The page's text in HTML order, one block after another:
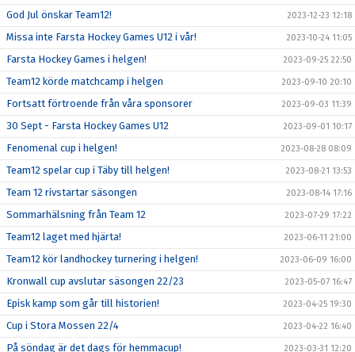
God Jul önskar Team12! 2023-12-23 12:18
Missa inte Farsta Hockey Games U12 i vår! 2023-10-24 11:05
Farsta Hockey Games i helgen! 2023-09-25 22:50
Team12 körde matchcamp i helgen 2023-09-10 20:10
Fortsatt förtroende från våra sponsorer 2023-09-03 11:39
30 Sept - Farsta Hockey Games U12 2023-09-01 10:17
Fenomenal cup i helgen! 2023-08-28 08:09
Team12 spelar cup i Täby till helgen! 2023-08-21 13:53
Team 12 rivstartar säsongen 2023-08-14 17:16
Sommarhälsning från Team 12 2023-07-29 17:22
Team12 laget med hjärta! 2023-06-11 21:00
Team12 kör landhockey turnering i helgen! 2023-06-09 16:00
Kronwall cup avslutar säsongen 22/23 2023-05-07 16:47
Episk kamp som går till historien! 2023-04-25 19:30
Cup i Stora Mossen 22/4 2023-04-22 16:40
På söndag är det dags för hemmacup! 2023-03-31 12:20